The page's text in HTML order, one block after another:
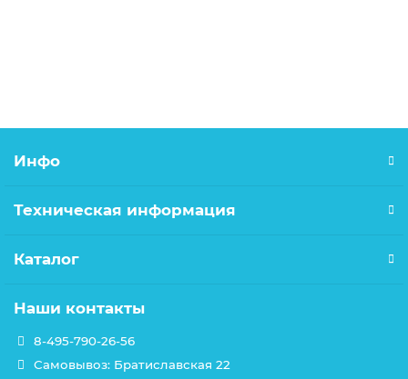
Инфо
Техническая информация
Каталог
Наши контакты
8-495-790-26-56
Самовывоз: Братиславская 22